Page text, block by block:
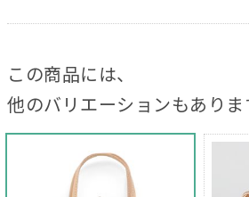
この商品には、
他のバリエーションもありま